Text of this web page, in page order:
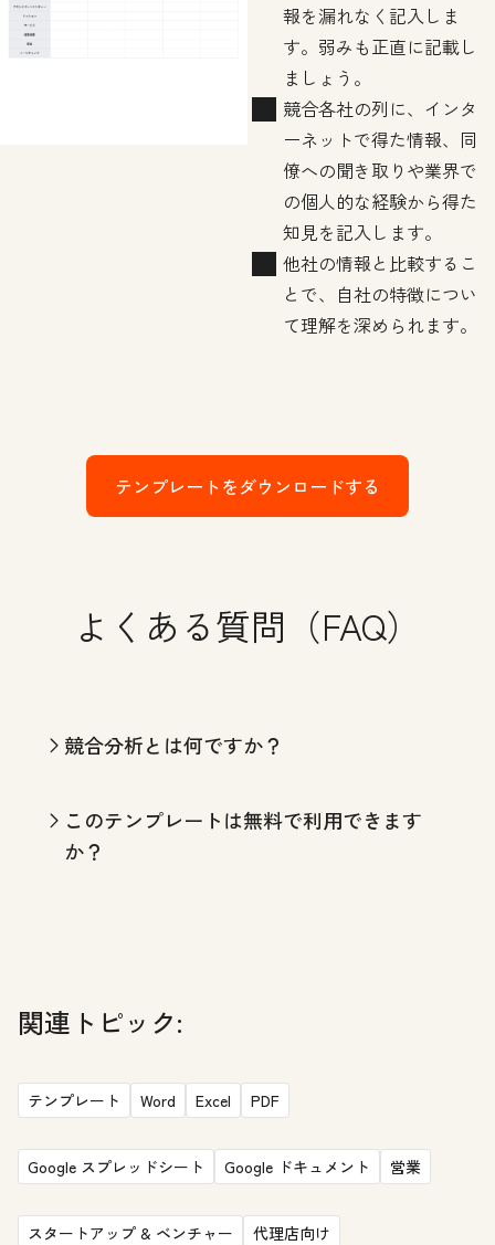
報を漏れなく記入しま
す。弱みも正直に記載し
ましょう。
競合各社の列に、インタ
ーネットで得た情報、同
僚への聞き取りや業界で
の個人的な経験から得た
知見を記入します。
他社の情報と比較するこ
とで、自社の特徴につい
て理解を深められます。
テンプレートをダウンロードする
よくある質問（FAQ）
競合分析とは何ですか？
このテンプレートは無料で利用できます
か？
関連トピック:
テンプレート Word Excel PDF
Google スプレッドシート Google ドキュメント 営業
スタートアップ & ベンチャー 代理店向け